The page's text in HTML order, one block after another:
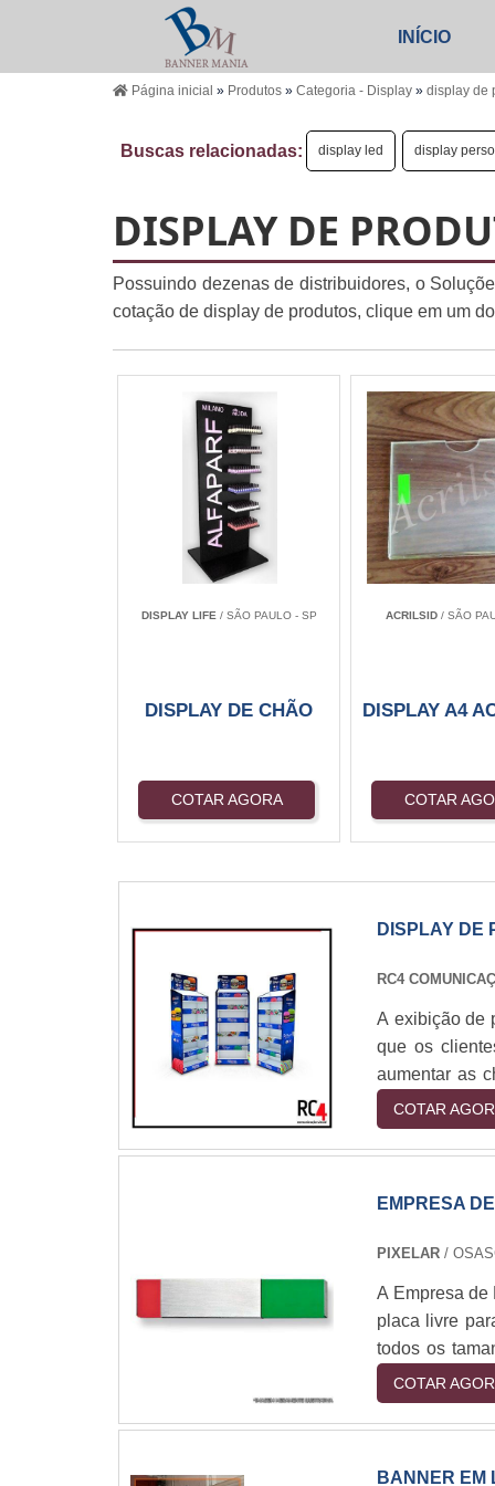
INÍCIO
Página inicial » Produtos » Categoria - Display » display de
Buscas relacionadas: display led display
DISPLAY DE
Possuindo dezenas de distribuidores, o
cotação de display de produtos, clique em um
DISPLAY LIFE / SÃO PAULO - SP
DISPLAY DE CHÃO
COTAR AGORA
ACRILSID / SÃO
DISPLAY A4
COTAR
DISPLAY DE
RC4
A exibição de
que os
aumentar as
física ou
display de
aumentar as
COTAR
EMPRESA
PIXELAR /
A Empresa de
placa livre
todos os
equipe de
clientes
de placas
COTAR
BANNER EM